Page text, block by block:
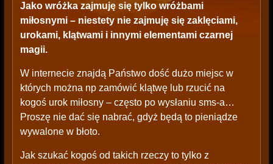
Jako wróżka zajmuję się tylko wróżbami
miłosnymi – niestety nie zajmuję się zaklęciami,
urokami, klątwami i innymi elementami czarnej
magii.
W internecie znajdą Państwo dość dużo miejsc w
których można np zamówić klątwę lub rzucić na
kogoś urok miłosny – często po wysłaniu sms-a…
Proszę nie dać się nabrać, gdyż będą to pieniądze
wywalone w błoto.
Jak szukać kogoś od takich rzeczy to tylko z